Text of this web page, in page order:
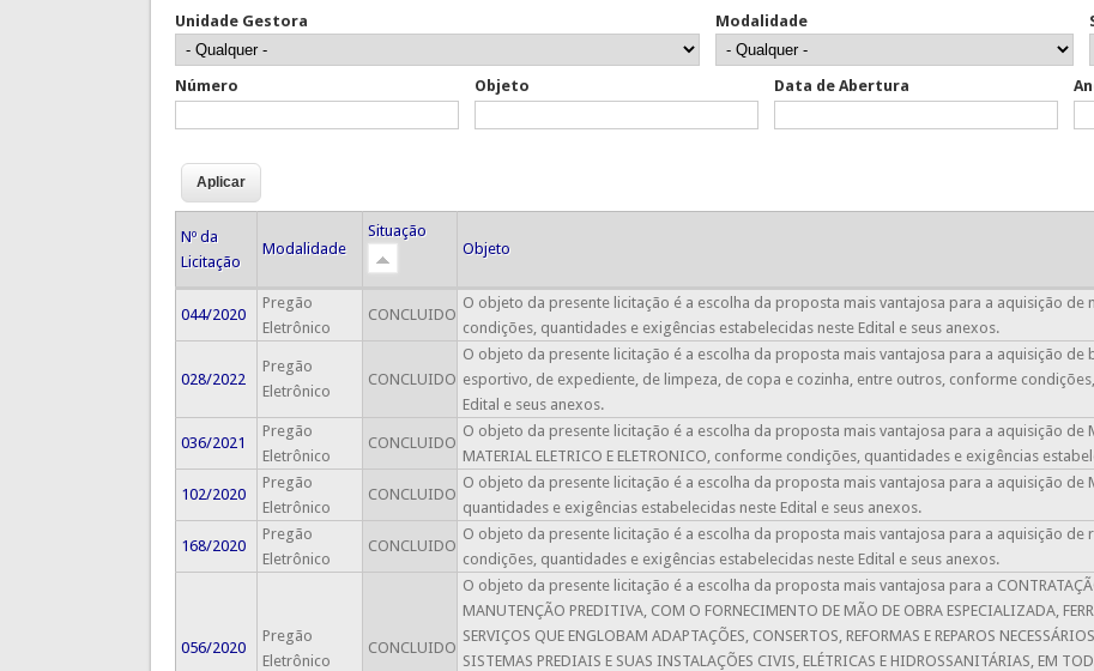
Unidade Gestora Modalidade
Número Objeto Data de Abertura
Nº da
Licitação
Modalidade
Situação
Objeto
044/2020
Pregão
Eletrônico
CONCLUIDO
O objeto da presente licitação é a escolha da proposta mais vantajosa para a aquisição
condições, quantidades e exigências estabelecidas neste Edital e seus anexos.
028/2022
Pregão
Eletrônico
CONCLUIDO
O objeto da presente licitação é a escolha da proposta mais vantajosa para a aquisição de
esportivo, de expediente, de limpeza, de copa e cozinha, entre outros​, conforme
Edital e seus anexos.
036/2021
Pregão
Eletrônico
CONCLUIDO
O objeto da presente licitação é a escolha da proposta mais vantajosa para a aquisição de
MATERIAL ELETRICO E ELETRONICO, conforme condições, quantidades e exigências
102/2020
Pregão
Eletrônico
CONCLUIDO
O objeto da presente licitação é a escolha da proposta mais vantajosa para a aquisição de
quantidades e exigências estabelecidas neste Edital e seus anexos.
168/2020
Pregão
Eletrônico
CONCLUIDO
O objeto da presente licitação é a escolha da proposta mais vantajosa para a aquisição
condições, quantidades e exigências estabelecidas neste Edital e seus anexos.
056/2020
Pregão
Eletrônico
CONCLUIDO
O objeto da presente licitação é a escolha da proposta mais vantajosa para a CONTRATAÇÃO
MANUTENÇÃO PREDITIVA, COM O FORNECIMENTO DE MÃO DE OBRA ESPECIALIZADA,
SERVIÇOS QUE ENGLOBAM ADAPTAÇÕES, CONSERTOS, REFORMAS E REPAROS
SISTEMAS PREDIAIS E SUAS INSTALAÇÕES CIVIS, ELÉTRICAS E HIDROSSANITÁRIAS, EM